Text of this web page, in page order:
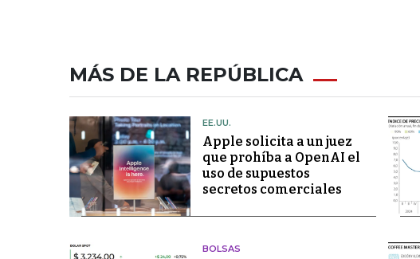
MÁS DE LA REPÚBLICA
EE.UU.
Apple solicita a un juez
que prohíba a OpenAI el
uso de supuestos
secretos comerciales
BOLSAS